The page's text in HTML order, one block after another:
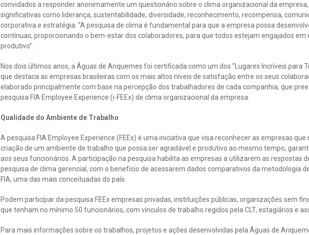
convidados a responder anonimamente um questionário sobre o clima organizacional da
significativas como liderança, sustentabilidade, diversidade, reconhecimento, recompensa,
corporativa e estratégia. “A pesquisa de clima é fundamental para que a empresa possa
contínuas, proporcionando o bem-estar dos colaboradores, para que todos estejam engajados em
produtivo”.
Nos dois últimos anos, a Águas de Ariquemes foi certificada como um dos “Lugares Incríveis para
que destaca as empresas brasileiras com os mais altos níveis de satisfação entre os seus
elaborado principalmente com base na percepção dos trabalhadores de cada companhia, que
pesquisa FIA Employee Experience (i-FEEx) de clima organizacional da empresa.
Qualidade do Ambiente de Trabalho
A pesquisa FIA Employee Experience (FEEx) é uma iniciativa que visa reconhecer as empresas
criação de um ambiente de trabalho que possa ser agradável e produtivo ao mesmo tempo,
aos seus funcionários. A participação na pesquisa habilita as empresas a utilizarem as respostas
pesquisa de clima gerencial, com o benefício de acessarem dados comparativos da metodologia
FIA, uma das mais conceituadas do país.
Podem participar da pesquisa FEEx empresas privadas, instituições públicas, organizações sem
que tenham no mínimo 50 funcionários, com vínculos de trabalho regidos pela CLT, estagiários e
Para mais informações sobre os trabalhos, projetos e ações desenvolvidas pela Águas de